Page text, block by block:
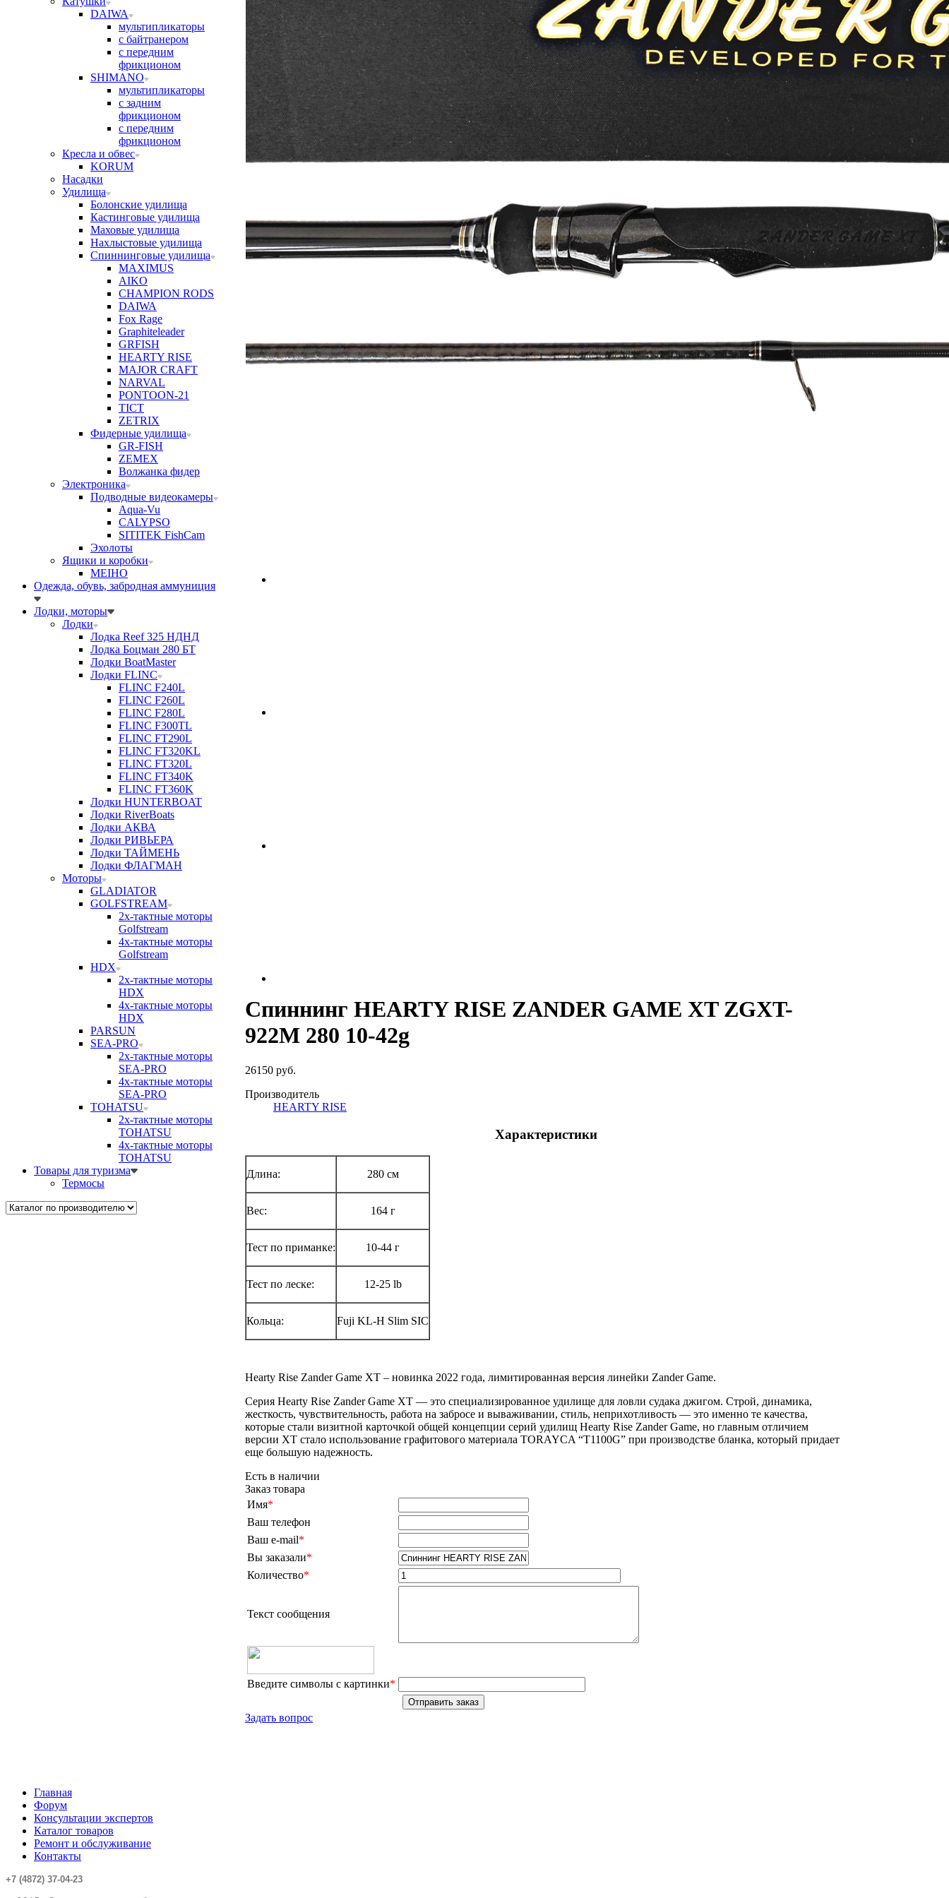
DAIWA
мультипликаторы
с байтранером
с передним
фрикционом
SHIMANO
мультипликаторы
с задним
фрикционом
с передним
фрикционом
Кресла и обвес
KORUM
Насадки
Удилища
Болонские удилища
Кастинговые удилища
Маховые удилища
Нахлыстовые удилища
Спиннинговые удилища
MAXIMUS
AIKO
CHAMPION RODS
DAIWA
Fox Rage
Graphiteleader
GRFISH
HEARTY RISE
MAJOR CRAFT
NARVAL
PONTOON-21
TICT
ZETRIX
Фидерные удилища
GR-FISH
ZEMEX
Волжанка фидер
Электроника
Подводные видеокамеры
Aqua-Vu
CALYPSO
SITITEK FishCam
Эхолоты
Ящики и коробки
MEIHO
Одежда, обувь, забродная аммуниция
Лодки, моторы
Лодки
Лодка Reef 325 НДНД
Лодка Боцман 280 БТ
Лодки BoatMaster
Лодки FLINC
FLINC F240L
FLINC F260L
FLINC F280L
FLINC F300TL
FLINC FT290L
FLINC FT320KL
FLINC FT320L
FLINC FT340K
FLINC FT360K
Лодки HUNTERBOAT
Лодки RiverBoats
Лодки АКВА
Лодки РИВЬЕРА
Лодки ТАЙМЕНЬ
Лодки ФЛАГМАН
Моторы
GLADIATOR
GOLFSTREAM
2х-тактные моторы
Golfstream
4х-тактные моторы
Golfstream
HDX
2х-тактные моторы
HDX
4х-тактные моторы
HDX
PARSUN
SEA-PRO
2х-тактные моторы
SEA-PRO
4х-тактные моторы
SEA-PRO
TOHATSU
2х-тактные моторы
TOHATSU
4х-тактные моторы
TOHATSU
Товары для туризма
Термосы
Спиннинг HEARTY RISE ZANDER GAME XT ZGXT-
922M 280 10-42g
26150 руб.
Производитель
HEARTY RISE
Характеристики
Длина: 280 см
Вес: 164 г
Тест по приманке: 10-44 г
Тест по леске: 12-25 lb
Кольца: Fuji KL-H Slim SIC
Hearty Rise Zander Game XT – новинка 2022 года, лимитированная версия линейки Zander Game.
Серия Hearty Rise Zander Game XT — это специализированное удилище для ловли судака джигом. Строй, динамика,
жесткость, чувствительность, работа на забросе и вываживании, стиль, неприхотливость — это именно те качества,
которые стали визитной карточкой общей концепции серий удилищ Hearty Rise Zander Game, но главным отличием
версии ХT стало использование графитового материала TORAYCA “T1100G” при производстве бланка, который придает
еще большую надежность.
Есть в наличии
Заказ товара
Имя*
Ваш телефон
Ваш e-mail*
Вы заказали*
Количество*
Текст сообщения
Введите символы с картинки*
Задать вопрос
Главная
Форум
Консультации экспертов
Каталог товаров
Ремонт и обслуживание
Контакты
+7 (4872) 37-04-23